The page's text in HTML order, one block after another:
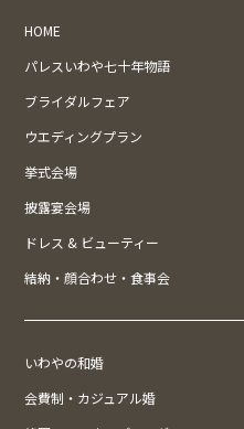
HOME
パレスいわや七十年物語
ブライダルフェア
ウエディングプラン
挙式会場
披露宴会場
ドレス & ビューティー
結納・顔合わせ・食事会
いわやの和婚
会費制・カジュアル婚